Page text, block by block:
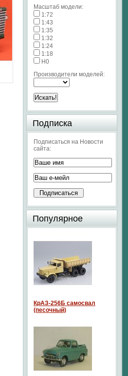
Масштаб модели:
1:72
1:43
1:35
1:32
1:24
1:18
H0
Производители моделей:
Подписка
Подписаться на Новости
сайта:
Популярное
КрАЗ-256Б самосвал
(песочный)